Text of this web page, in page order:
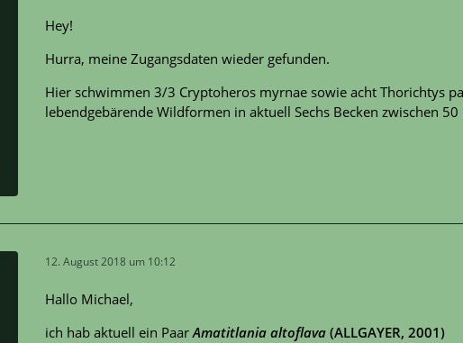
Hey!
Hurra, meine Zugangsdaten wieder gefunden.
Hier schwimmen 3/3 Cryptoheros myrnae sowie acht Thorichtys
lebendgebärende Wildformen in aktuell Sechs Becken zwischen
12. August 2018 um 10:12
Hallo Michael,
ich hab aktuell ein PaarAmatitlania altoflava (ALLGAYER, 2001)